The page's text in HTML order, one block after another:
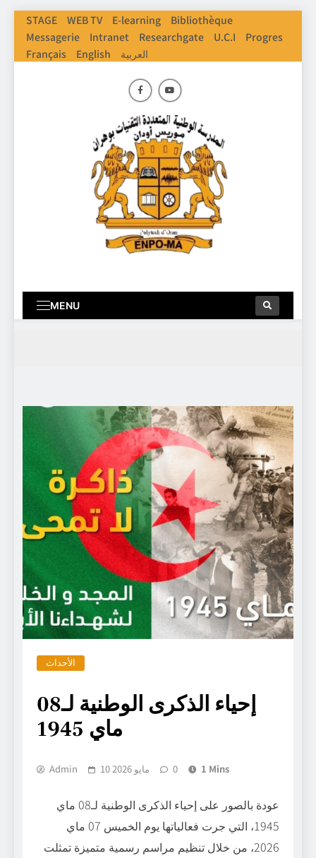
STAGE WEB TV E-learning
Bibliothèque
Messagerie
Intranet Researchgate U.C.I
Progres
Français
English العربية
MENU
الأحداث
إحياء الذكرى الوطنية لـ08
ماي 1945
Admin 10 مايو 2026 0 1 Mins
عودة بالصور على إحياء الذكرى الوطنية لـ08 ماي
1945، التي جرت فعالياتها يوم الخميس 07 ماي
2026، من خلال تنظيم مراسم رسمية متميزة تمثلت